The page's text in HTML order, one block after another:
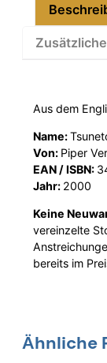
Aus dem
Name:
Von: Piper
EAN / ISBN:
Jahr: 2000
Keine
vereinzelte
bereits im
Ähnliche